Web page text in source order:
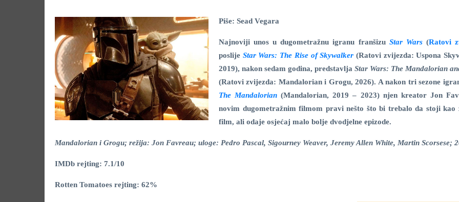
Piše: Sead Vegara
Najnoviji unos u dugometražnu igranu franšizu Star Wars(Ratovi
poslije Star Wars: The Rise of Skywalker (Ratovi zvijezda: Uspona
2019), nakon sedam godina, predstavlja Star Wars: The Mandalorian
(Ratovi zvijezda: Mandalorian i Grogu, 2026). A nakon tri sezone
The Mandalorian (Mandalorian, 2019 – 2023) njen kreator Jon
novim dugometražnim filmom pravi nešto što bi trebalo da stoji kao
film, ali odaje osjećaj malo bolje dvodjelne epizode.
Mandalorian i Grogu; režija: Jon Favreau; uloge: Pedro Pascal, Sigourney Weaver, Jeremy Allen White, Martin Scorsese;
IMDb rejting: 7.1/10
Rotten Tomatoes rejting: 62%